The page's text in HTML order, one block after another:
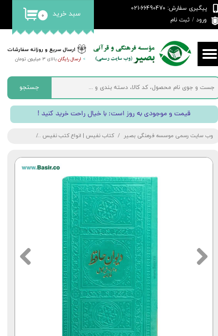
ارسال سریع و روزانه سفارشات
> ارسال رایگانبالای 3 میلیون تومان
پیگیری سفارش: 66490470-021
ورود / ثبت نام
حساب کاربری من
تغییر گذر واژه
سفارشات
خروج از حساب کاربری
۰ سبد خرید
جستجو
! قیمت و موجودی به روز است; با خیال راحت خرید کنید
وب سایت رسمی موسسه فرهنگی بصیر کتاب نفیس | انواع کتب نفیس